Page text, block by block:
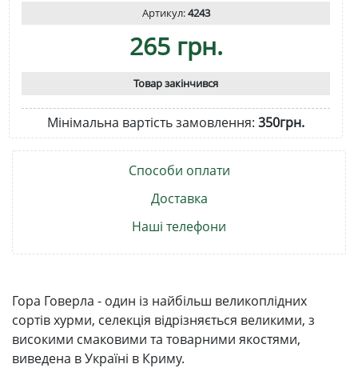
Артикул:4243
265 грн.
Товар закінчився
Мінімальна вартість замовлення: 350грн.
Способи оплати
Доставка
Наші телефони
Гора Говерла - один із найбільш великоплідних
сортів хурми, селекція відрізняється великими, з
високими смаковими та товарними якостями,
виведена в Україні в Криму.